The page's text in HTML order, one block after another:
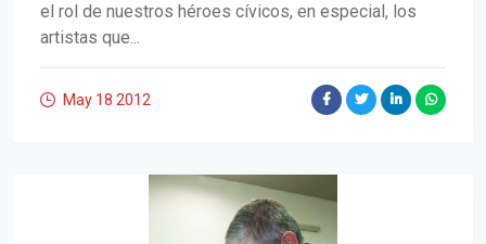
el rol de nuestros héroes cívicos, en especial, los
artistas que...
May 18 2012